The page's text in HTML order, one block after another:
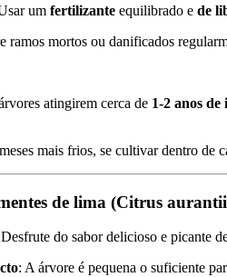
um fertilizante equilibrado e de
ramos mortos ou danificados
atingirem cerca de 1-2 anos de
mais frios, se cultivar dentro de
de lima (Citrus
do sabor delicioso e picante
: A árvore é pequena o suficiente